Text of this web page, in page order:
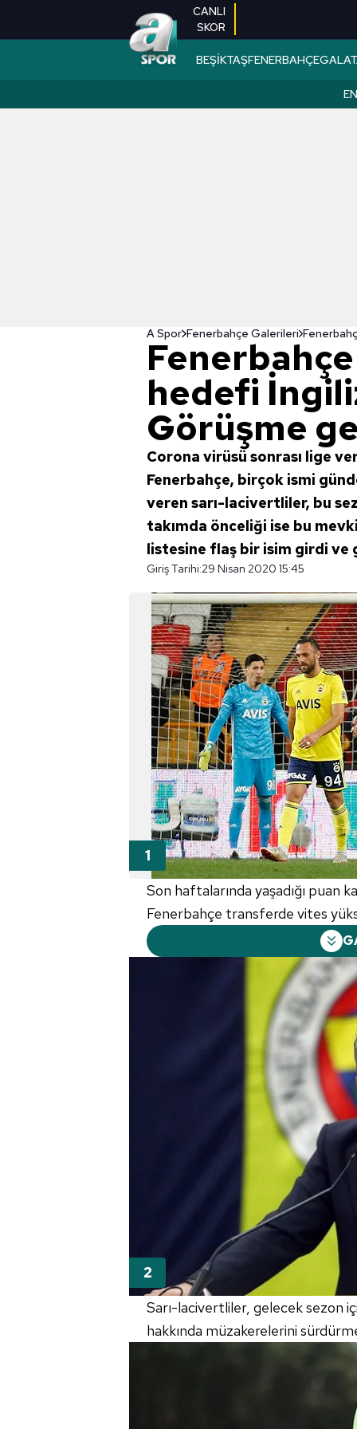
CANLI
SKOR
BEŞİKTAŞFENERBAHÇE
A Spor Fenerbahçe Galerileri
hedefi
Görüşme
Corona virüsü sonrası lige
Fenerbahçe, birçok ismi
veren sarı-lacivertliler, bu
takımda önceliği ise bu
listesine flaş bir isim girdi ve
Giriş Tarihi:29 Nisan 2020 15:45
Son haftalarında yaşadığı puan
Fenerbahçe transferde vites
Sarı-lacivertliler, gelecek sezon
hakkında müzakerelerini